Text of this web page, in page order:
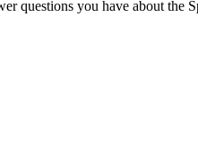
questions you have about the